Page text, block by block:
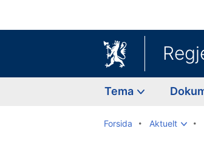
Tema
Forsida Aktuelt